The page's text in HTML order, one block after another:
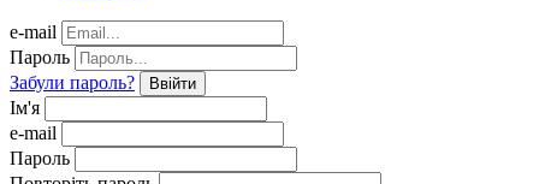
e-mail
Пароль
Забули пароль?
Ввійти
Ім'я
e-mail
Пароль